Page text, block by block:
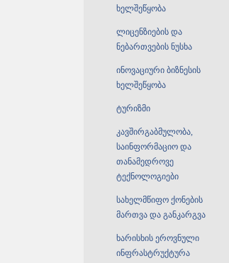
ხელშეწყობა
ლიცენზიების და
ნებართვების ნუსხა
ინოვაციური ბიზნესის
ხელშეწყობა
ტურიზმი
კავშირგაბმულობა,
საინფორმაციო და
თანამედროვე
ტექნოლოგიები
სახელმწიფო ქონების
მართვა და განკარგვა
ხარისხის ეროვნული
ინფრასტრუქტურა